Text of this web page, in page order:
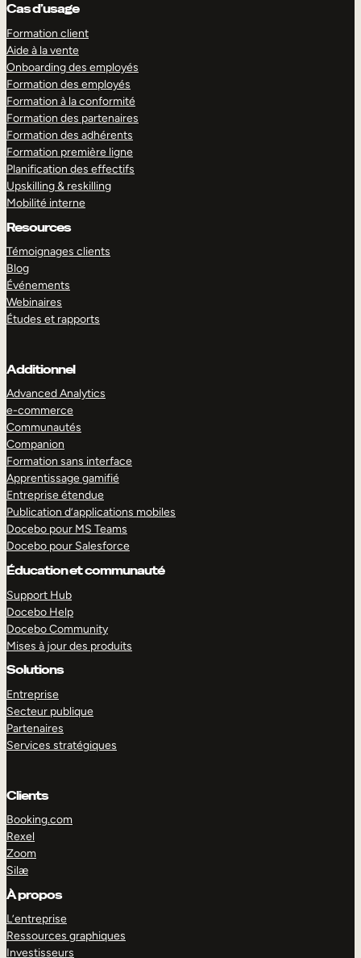
Cas d’usage
Formation client
Aide à la vente
Onboarding des employés
Formation des employés
Formation à la conformité
Formation des partenaires
Formation des adhérents
Formation première ligne
Planification des effectifs
Upskilling & reskilling
Mobilité interne
Resources
Témoignages clients
Blog
Événements
Webinaires
Études et rapports
Additionnel
Advanced Analytics
e-commerce
Communautés
Companion
Formation sans interface
Apprentissage gamifié
Entreprise étendue
Publication d’applications mobiles
Docebo pour MS Teams
Docebo pour Salesforce
Éducation et communauté
Support Hub
Docebo Help
Docebo Community
Mises à jour des produits
Solutions
Entreprise
Secteur publique
Partenaires
Services stratégiques
Clients
Booking.com
Rexel
Zoom
Silæ
À propos
L’entreprise
Ressources graphiques
Investisseurs